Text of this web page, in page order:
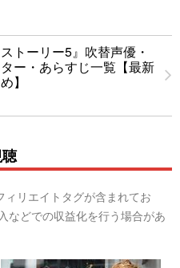
ストーリー5』吹替声優・
ー・あらすじ一覧【最新
】
リエイトタグが含まれてお
などでの収益化を行う場合があ